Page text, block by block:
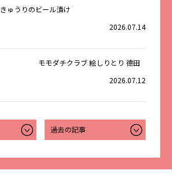
きゅうりのビール漬け
2026.07.14
モモダチクラブ 絵しりとり 德田
2026.07.12